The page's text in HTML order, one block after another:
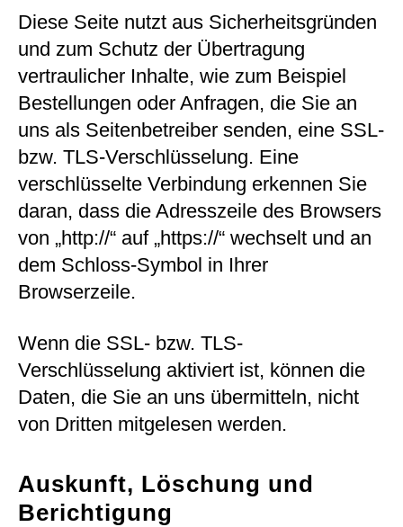
Diese Seite nutzt aus Sicherheitsgründen
und zum Schutz der Übertragung
vertraulicher Inhalte, wie zum Beispiel
Bestellungen oder Anfragen, die Sie an
uns als Seitenbetreiber senden, eine SSL-
bzw. TLS-Verschlüsselung. Eine
verschlüsselte Verbindung erkennen Sie
daran, dass die Adresszeile des Browsers
von „http://“ auf „https://“ wechselt und an
dem Schloss-Symbol in Ihrer
Browserzeile.
Wenn die SSL- bzw. TLS-
Verschlüsselung aktiviert ist, können die
Daten, die Sie an uns übermitteln, nicht
von Dritten mitgelesen werden.
Auskunft, Löschung und
Berichtigung